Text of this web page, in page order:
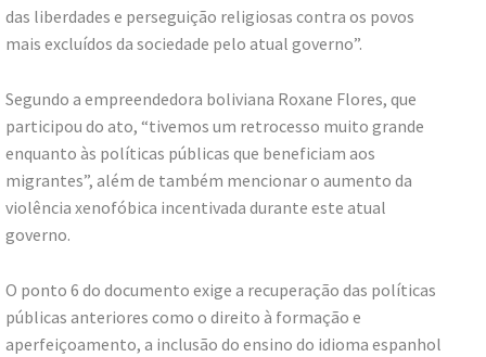
das liberdades e perseguição religiosas contra os povos
mais excluídos da sociedade pelo atual governo”.
Segundo a empreendedora boliviana Roxane Flores, que
participou do ato, “tivemos um retrocesso muito grande
enquanto às políticas públicas que beneficiam aos
migrantes”, além de também mencionar o aumento da
violência xenofóbica incentivada durante este atual
governo.
O ponto 6 do documento exige a recuperação das políticas
públicas anteriores como o direito à formação e
aperfeiçoamento, a inclusão do ensino do idioma espanhol